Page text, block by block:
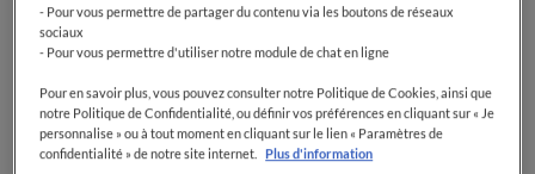
- Pour vous permettre de partager du contenu via les boutons de réseaux
sociaux
- Pour vous permettre d'utiliser notre module de chat en ligne
Pour en savoir plus, vous pouvez consulter notre Politique de Cookies, ainsi que
notre Politique de Confidentialité, ou définir vos préférences en cliquant sur « Je
personnalise » ou à tout moment en cliquant sur le lien « Paramètres de
confidentialité » de notre site internet.
Plus d'information